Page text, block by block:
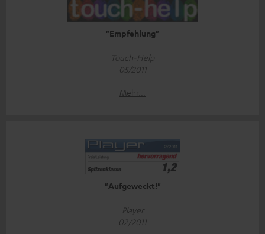
"Empfehlung"
Touch-Help
05/2011
Mehr...
"Aufgeweckt!"
Player
02/2011